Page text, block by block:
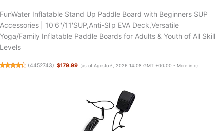
FunWater Inflatable Stand Up Paddle Board with Beginners SUP
Accessories | 10'6''/11'SUP,Anti-Slip EVA Deck,Versatile
Yoga/Family Inflatable Paddle Boards for Adults & Youth of All Skill
Levels
(4452743) $179.99 (as of Agosto 6, 2026 14:08 GMT +00:00 - More info)